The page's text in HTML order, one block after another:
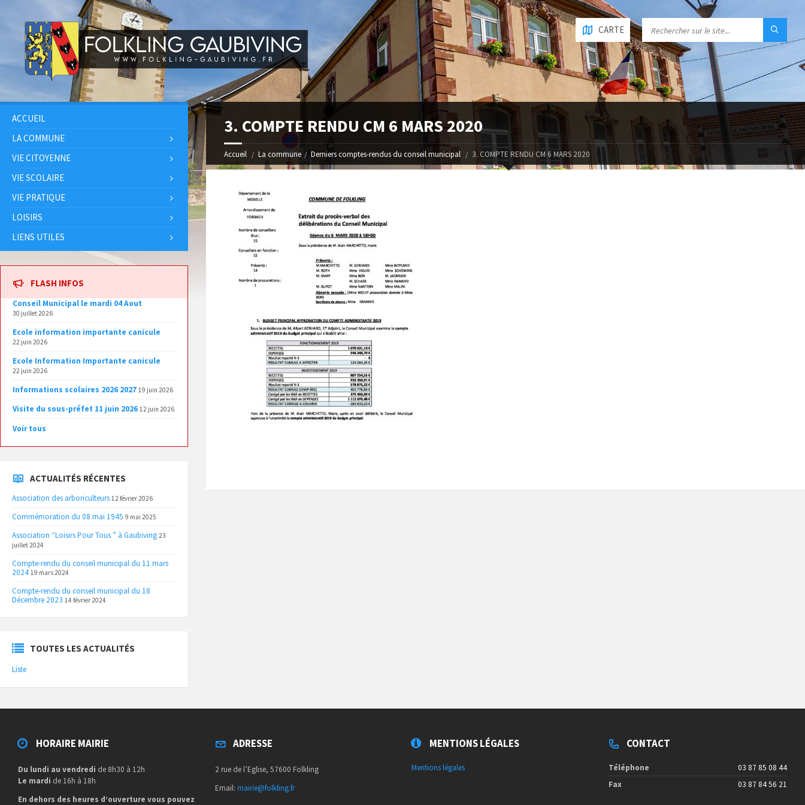
CARTE
3. COMPTE RENDU CM 6 MARS 2020
Accueil La commune Derniers comptes-rendus du conseil municipal 3. COMPTE RENDU CM 6 MARS 2020
ACCUEIL
LA COMMUNE
VIE CITOYENNE
VIE SCOLAIRE
VIE PRATIQUE
LOISIRS
LIENS UTILES
FLASH INFOS
Conseil Municipal le mardi 04 Aout
30 juillet 2026
Ecole information importante canicule
22 juin 2026
Ecole Information Importante canicule
22 juin 2026
Informations scolaires 2026 2027 19 juin 2026
Visite du sous-préfet 11 juin 2026 12 juin 2026
Voir tous
ACTUALITÉS RÉCENTES
Association des arboriculteurs 12 février 2026
Commémoration du 08 mai 1945 9 mai 2025
Association “Loisirs Pour Tous ” à Gaubiving 23
juillet 2024
Compte-rendu du conseil municipal du 11 mars
2024 19 mars 2024
Compte-rendu du conseil municipal du 18
Décembre 2023 14 février 2024
TOUTES LES ACTUALITÉS
Liste
HORAIRE MAIRIE
Du lundi au vendredi de 8h30 à 12h
Le mardi de 16h à 18h
En dehors des heures d’ouverture vous pouvez
ADRESSE
2 rue de l’Eglise, 57600 Folkling
Email: mairie@folkling.fr
MENTIONS LÉGALES
Mentions légales
CONTACT
Téléphone
03 87 85 08 44
Fax
03 87 84 56 21